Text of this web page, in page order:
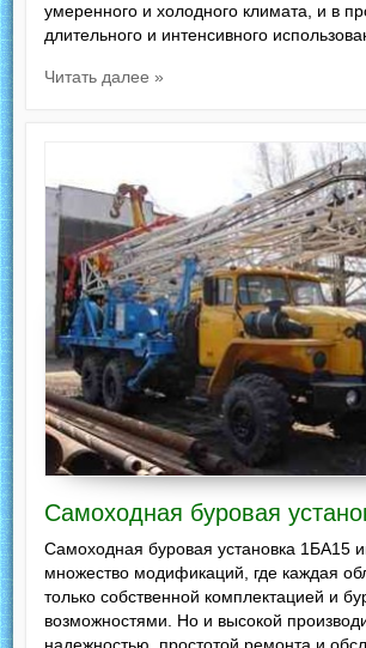
умеренного и холодного климата, и в
длительного и интенсивного
Читать далее »
Самоходная буровая
Самоходная буровая установка 1БА15
множество модификаций, где каждая
только собственной комплектацией и
возможностями. Но и высокой
надежностью, простотой ремонта и